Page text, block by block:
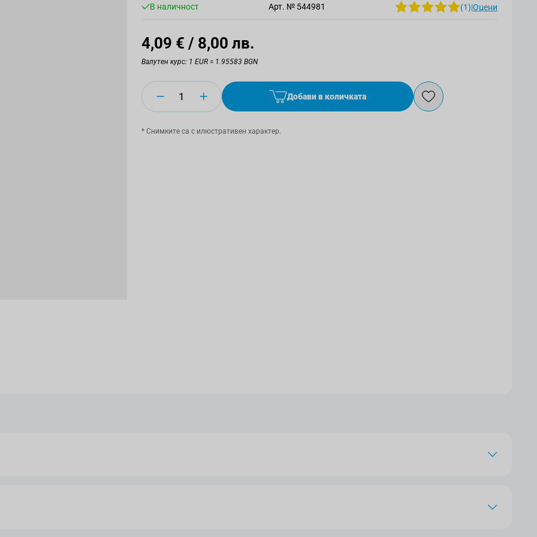
В наличност Арт. № 544981 (1)|Оцени
4,09 € / 8,00 лв.
Валутен курс: 1 EUR = 1.95583 BGN
Количество Добави в количката
* Снимките са с илюстративен характер.